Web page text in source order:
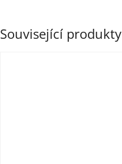
Související produkty